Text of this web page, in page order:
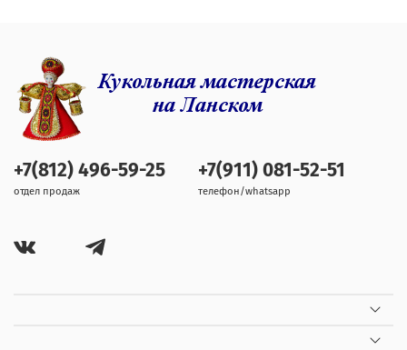
+7(812) 496-59-25
отдел продаж
+7(911) 081-52-51
телефон/whatsapp